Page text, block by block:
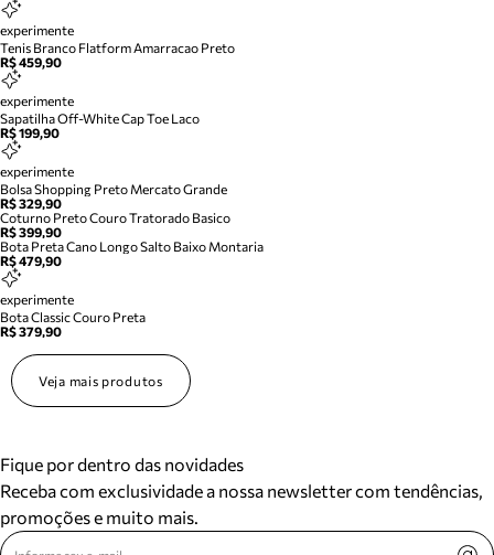
experimente
Tenis Branco Flatform Amarracao Preto
R$ 459,90
experimente
Sapatilha Off-White Cap Toe Laco
R$ 199,90
experimente
Bolsa Shopping Preto Mercato Grande
R$ 329,90
Coturno Preto Couro Tratorado Basico
R$ 399,90
Bota Preta Cano Longo Salto Baixo Montaria
R$ 479,90
experimente
Bota Classic Couro Preta
R$ 379,90
Veja mais produtos
Fique por dentro das novidades
Receba com exclusividade a nossa newsletter com tendências,
promoções e muito mais.